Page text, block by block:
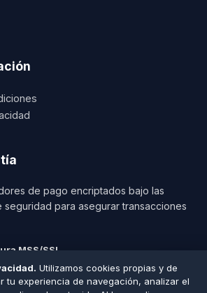
de pago encriptados bajo las
seguridad para asegurar transacciones
MSS/SSL
Utilizamos cookies propias y de
tu experiencia de navegación, analizar el
¡Estamos en línea!
Nombre Completo *
País *
Iniciar Chat en WhatsApp